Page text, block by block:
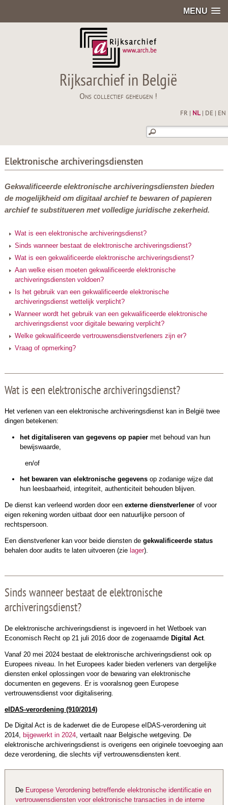
MENU
Rijksarchief in België
Ons collectief geheugen !
FR NL| DE EN
Elektronische archiveringsdiensten
Gekwalificeerde elektronische archiveringsdiensten bieden
de mogelijkheid om digitaal archief te bewaren of papieren
archief te substitueren met volledige juridische zekerheid.
Wat is een elektronische archiveringsdienst?
Sinds wanneer bestaat de elektronische archiveringsdienst?
Wat is een gekwalificeerde elektronische archiveringsdienst?
Aan welke eisen moeten gekwalificeerde elektronische
archiveringsdiensten voldoen?
Is het gebruik van een gekwalificeerde elektronische
archiveringsdienst wettelijk verplicht?
Wanneer wordt het gebruik van een gekwalificeerde elektronische
archiveringsdienst voor digitale bewaringverplicht?
Welke gekwalificeerde vertrouwensdienstverleners zijn er?
Vraag of opmerking?
Wat is een elektronische archiveringsdienst?
Het verlenen van een elektronische archiveringsdienst kan in België twee
dingen betekenen:
het digitaliseren van gegevens op papier met behoud van hun
bewijswaarde,
en/of
het bewaren van elektronische gegevens op zodanige wijze dat
hun leesbaarheid, integriteit, authenticiteit behouden blijven.
De dienst kan verleend worden door een externe dienstverlenerof voor
eigen rekening worden uitbaat door een natuurlijke persoon of
rechtspersoon.
Een dienstverlener kan voor beide diensten degekwalificeerde status
behalen door audits te laten uitvoeren (zie lager).
Sinds wanneer bestaat de elektronische
archiveringsdienst?
De elektronische archiveringsdienst is ingevoerd in het Wetboek van
Economisch Recht op 21 juli 2016 door de zogenaamde Digital Act.
Vanaf 20 mei 2024 bestaat de elektronische archiveringsdienst ook op
Europees niveau. In het Europees kader bieden verleners van dergelijke
diensten enkel oplossingen voor de bewaring van elektronische
documenten en gegevens. Er is vooralsnog geen Europese
vertrouwensdienst voor digitalisering.
eIDAS-verordening (910/2014)
De Digital Act is de kaderwet die de Europese eIDAS-verordening uit
2014, bijgewerkt in 2024, vertaalt naar Belgische wetgeving. De
elektronische archiveringsdienst is overigens een originele toevoeging aan
deze verordening, die slechts vijf vertrouwensdiensten kent.
De Europese Verordening betreffende elektronische identificatie en
vertrouwensdiensten voor elektronische transacties in de interne